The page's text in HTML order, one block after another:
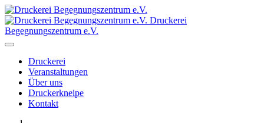
Druckerei
Begegnungszentrum e.V.
Druckerei
Veranstaltungen
Über uns
Druckerkneipe
Kontakt